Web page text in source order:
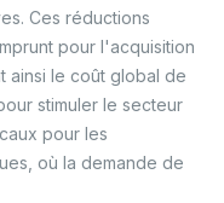
Ces réductions
pour l'acquisition
ainsi le coût global de
stimuler le secteur
pour les
où la demande de